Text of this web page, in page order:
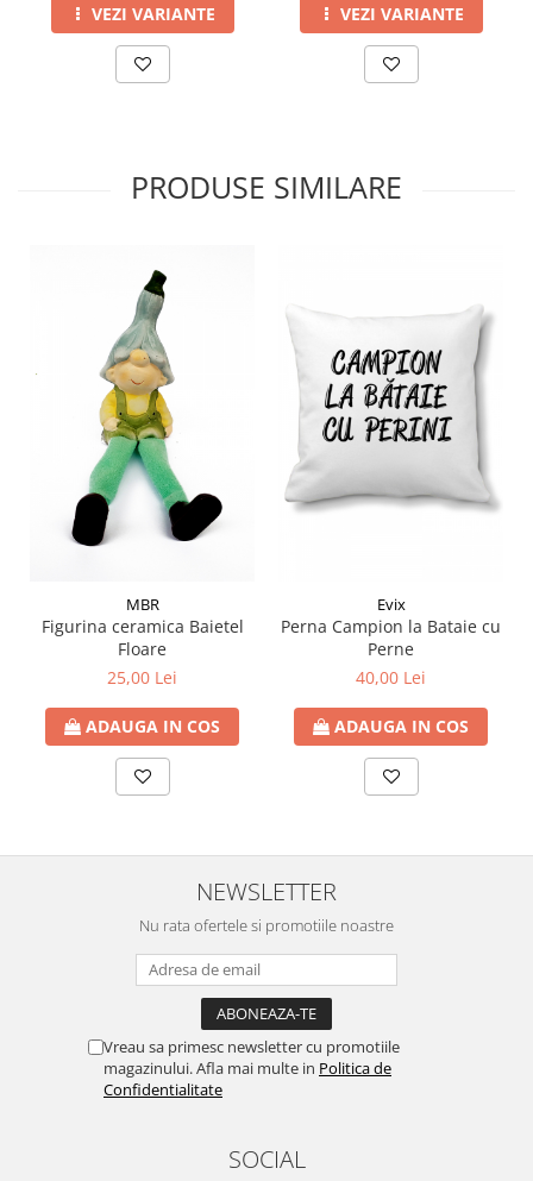
VEZI VARIANTE VEZI VARIANTE
PRODUSE SIMILARE
MBR
Figurina ceramica Baietel
Floare
25,00 Lei
ADAUGA IN COS
Evix
Perna Campion la Bataie cu
Perne
40,00 Lei
ADAUGA IN COS
NEWSLETTER
Nu rata ofertele si promotiile noastre
Vreau sa primesc newsletter cu promotiile
magazinului. Afla mai multe in Politica de
Confidentialitate
SOCIAL